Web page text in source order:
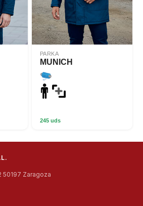
PARKA
MUNICH
245 uds
50197 Zaragoza